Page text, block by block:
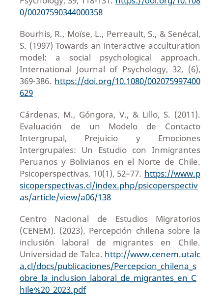
0/00207590344000358
Bourhis, R., Moïse, L., Perreault, S., & Senécal,
S. (1997) Towards an interactive acculturation
model: a social psychological approach.
International Journal of Psychology, 32, (6),
369-386. https://doi.org/10.1080/002075997400
629
Cárdenas, M., Góngora, V., & Lillo, S. (2011).
Evaluación de un Modelo de Contacto
Intergrupal, Prejuicio y Emociones
Intergrupales: Un Estudio con Inmigrantes
Peruanos y Bolivianos en el Norte de Chile.
Psicoperspectivas, 10(1), 52–77. https://www.p
sicoperspectivas.cl/index.php/psicoperspectiv
as/article/view/a06/138
Centro Nacional de Estudios Migratorios
(CENEM). (2023). Percepción chilena sobre la
inclusión laboral de migrantes en Chile.
Universidad de Talca. http://www.cenem.utalc
a.cl/docs/publicaciones/Percepcion_chilena_s
obre_la_inclusion_laboral_de_migrantes_en_C
hile%20_2023.pdf